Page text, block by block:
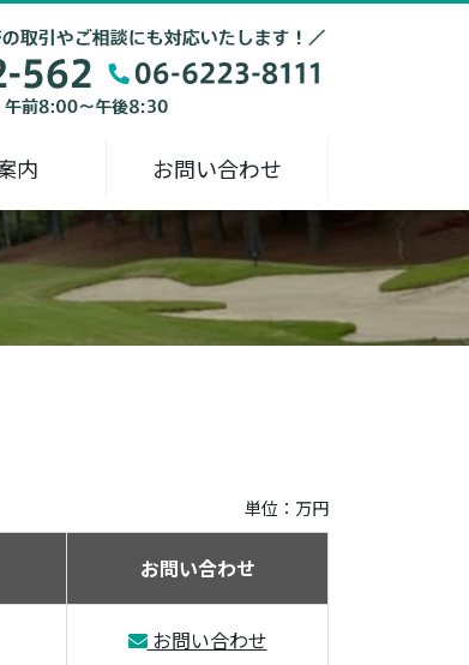
内 お問い合わせ
単位：万円
お問い合わせ
お問い合わせ